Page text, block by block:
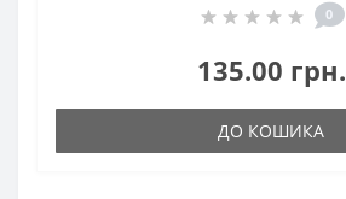
0
135.00 грн.
ДО КОШИКА